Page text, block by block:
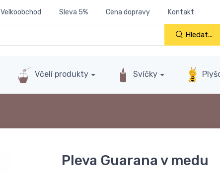
Velkoobchod Sleva 5% Cena dopravy Kontakt
Hledat...
Včelí produkty Svíčky
Pleva Guarana v medu